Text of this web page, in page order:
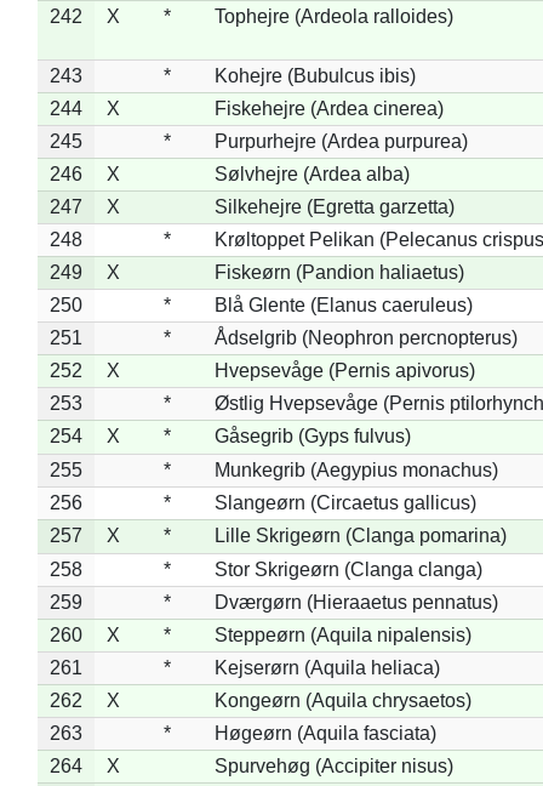
242
X * Tophejre (Ardeola ralloides)
243 *
Kohejre (Bubulcus ibis)
244
X
Fiskehejre (Ardea cinerea)
245
*
Purpurhejre (Ardea purpurea)
246
X
Sølvhejre (Ardea alba)
247
X
Silkehejre (Egretta garzetta)
248
*
Krøltoppet Pelikan (Pelecanus
249
X
Fiskeørn (Pandion haliaetus)
250
*
Blå Glente (Elanus caeruleus)
251
*
Ådselgrib (Neophron percnopterus)
252
X
Hvepsevåge (Pernis apivorus)
253
*
Østlig Hvepsevåge (Pernis
254
X *
Gåsegrib (Gyps fulvus)
255
*
Munkegrib (Aegypius monachus)
256
*
Slangeørn (Circaetus gallicus)
257
X *
Lille Skrigeørn (Clanga pomarina)
258
*
Stor Skrigeørn (Clanga clanga)
259
*
Dværgørn (Hieraaetus pennatus)
260
X *
Steppeørn (Aquila nipalensis)
261
*
Kejserørn (Aquila heliaca)
262
X
Kongeørn (Aquila chrysaetos)
263
*
Høgeørn (Aquila fasciata)
264
X
Spurvehøg (Accipiter nisus)